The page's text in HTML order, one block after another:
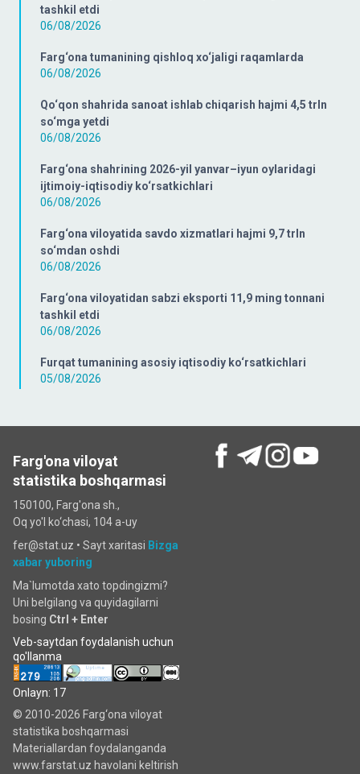
tashkil etdi
06/08/2026
Farg‘ona tumanining qishloq xo‘jaligi raqamlarda
06/08/2026
Qo‘qon shahrida sanoat ishlab chiqarish hajmi 4,5 trln
so‘mga yetdi
06/08/2026
Farg‘ona shahrining 2026-yil yanvar–iyun oylaridagi
ijtimoiy-iqtisodiy ko‘rsatkichlari
06/08/2026
Farg‘ona viloyatida savdo xizmatlari hajmi 9,7 trln
so‘mdan oshdi
06/08/2026
Farg‘ona viloyatidan sabzi eksporti 11,9 ming tonnani
tashkil etdi
06/08/2026
Furqat tumanining asosiy iqtisodiy ko‘rsatkichlari
05/08/2026
Farg'ona viloyat
statistika boshqarmasi
150100, Farg'ona sh.,
Oq yo'l ko‘chаsi, 104 a-uy
fer@stat.uz • Sayt xaritasi Bizga
xabar yuboring
Ma`lumotda xato topdingizmi?
Uni belgilang va quyidagilarni
bosing Ctrl + Enter
Veb-saytdan foydalanish uchun
qo'llanma
Onlayn: 17
© 2010-2026 Farg‘ona viloyat
statistika boshqarmasi
Materiallardan foydalanganda
www.farstat.uz havolani keltirish